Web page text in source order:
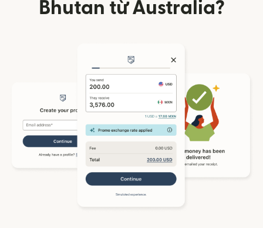
Bhutan từ Australia?